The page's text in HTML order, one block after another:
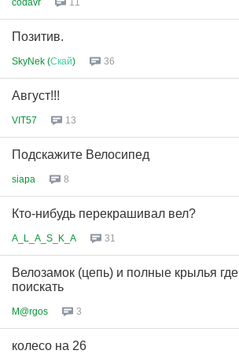
11
Позитив.
SkyNek (Скай) 36
Август!!!
VIT57 13
Подскажите Велосипед
siapa 8
Кто-нибудь перекрашивал вел?
A_L_A_S_K_A 31
Велозамок (цепь) и полные крылья где
поискать
M@rgos 3
колесо на 26